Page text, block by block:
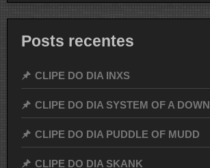
Posts recentes
CLIPE DO DIA INXS
CLIPE DO DIA SYSTEM OF A DOWN
CLIPE DO DIA PUDDLE OF MUDD
CLIPE DO DIA SKANK